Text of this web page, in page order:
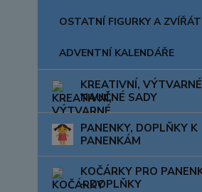
OSTATNÍ FIGURKY A
ADVENTNÍ KALENDÁŘE
KREATIVNÍ,
NAUČNÉ SADY
PANENKY, DOPLŇKY K
PANENKÁM
KOČÁRKY PRO
+ DOPLŇKY